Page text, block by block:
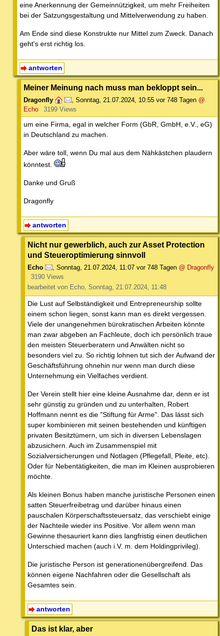
eine Anerkennung der Gemeinnützigkeit, um mehr Freiheiten
bei der Satzungsgestaltung und Mittelverwendung zu haben.
Am Ende sind diese Konstrukte nur Mittel zum Zweck. Danach
geht's erst richtig los.
antworten
Meiner Meinung nach muss man bekloppt sein...
Dragonfly , Sonntag, 21.07.2024, 10:55 vor 748 Tagen @
Echo
3199 Views
um eine Firma, egal in welcher Form (GbR, GmbH, e.V., eG)
in Deutschland zu machen.
Aber wäre toll, wenn Du mal aus dem Nähkästchen plaudern
könntest.
Danke und Gruß
Dragonfly
antworten
Nicht nur gewerblich, auch zur Asset Protection
und Steueroptimierung sinnvoll
Echo , Sonntag, 21.07.2024, 11:07 vor 748 Tagen @ Dragonfly
3190 Views
bearbeitet von Echo, Sonntag, 21.07.2024, 11:48
Die Lust auf Selbständigkeit und Entrepreneurship sollte
einem schon liegen, sonst kann man es direkt vergessen.
Viele der unangenehmen bürokratischen Arbeiten könnte
man zwar abgeben an Fachleute, doch ich persönlich traue
den meisten Steuerberatern und Anwälten nicht so
besonders viel zu. So richtig lohnen tut sich der Aufwand der
Geschäftsführung ohnehin nur wenn man durch diese
Unternehmung ein Vielfaches verdient.
Der Verein stellt hier eine kleine Ausnahme dar, denn er ist
sehr günstig zu gründen und zu unterhalten, Robert
Hoffmann nennt es die "Stiftung für Arme". Das lässt sich
super kombinieren mit seinen bestehenden und künftigen
privaten Besitztümern, um sich in diversen Lebenslagen
abzusichern. Auch im Zusammenspiel mit
Sozialversicherungen und Notlagen (Pflegefall, Pleite, etc).
Oder für Nebentätigkeiten, die man im Kleinen ausprobieren
möchte.
Als kleinen Bonus haben manche juristische Personen einen
satten Steuerfreibetrag und darüber hinaus einen
pauschalen Körperschaftssteuersatz, das verschiebt einige
der Nachteile wieder ins Positive. Vor allem wenn man
Gewinne thesauriert kann dies langfristig einen deutlichen
Unterschied machen (auch i.V. m. dem Holdingprivileg).
Die juristische Person ist generationenübergreifend. Das
können eigene Nachfahren oder die Gesellschaft als
Gesamtes sein.
antworten
Das ist klar, aber